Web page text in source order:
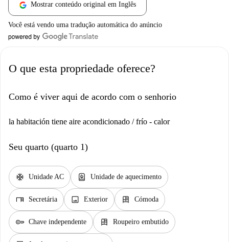
Mostrar conteúdo original em Inglês
Você está vendo uma tradução automática do anúncio
O que esta propriedade oferece?
Como é viver aqui de acordo com o senhorio
la habitación tiene aire acondicionado / frío - calor
Seu quarto (quarto 1)
ac_unit Unidade AC water_heater Unidade de aquecimento
desk Secretária image Exterior dresser Cómoda
key Chave independente dresser Roupeiro embutido